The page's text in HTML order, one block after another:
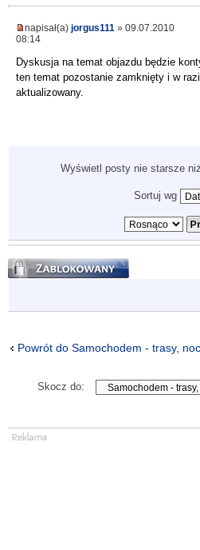
napisał(a) jorgus111 » 09.07.2010
08:14
Dyskusja na temat objazdu będzie
ten temat pozostanie zamknięty i w
aktualizowany.
Wyświetl posty nie starsze
Sortuj wg
Zablokowany
Powrót do Samochodem - trasy,
Skocz do: